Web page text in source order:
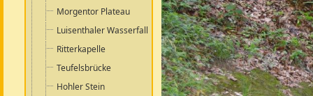
Morgentor Plateau
Luisenthaler Wasserfall
Ritterkapelle
Teufelsbrücke
Hohler Stein